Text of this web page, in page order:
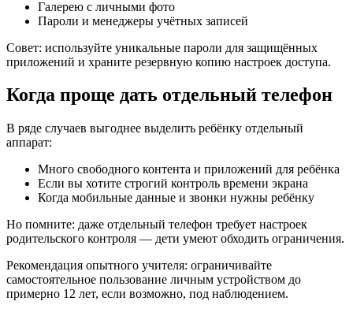
Галерею с личными фото
Пароли и менеджеры учётных записей
Совет: используйте уникальные пароли для защищённых
приложений и храните резервную копию настроек доступа.
Когда проще дать отдельный телефон
В ряде случаев выгоднее выделить ребёнку отдельный
аппарат:
Много свободного контента и приложений для ребёнка
Если вы хотите строгий контроль времени экрана
Когда мобильные данные и звонки нужны ребёнку
Но помните: даже отдельный телефон требует настроек
родительского контроля — дети умеют обходить ограничения.
Рекомендация опытного учителя: ограничивайте
самостоятельное пользование личным устройством до
примерно 12 лет, если возможно, под наблюдением.